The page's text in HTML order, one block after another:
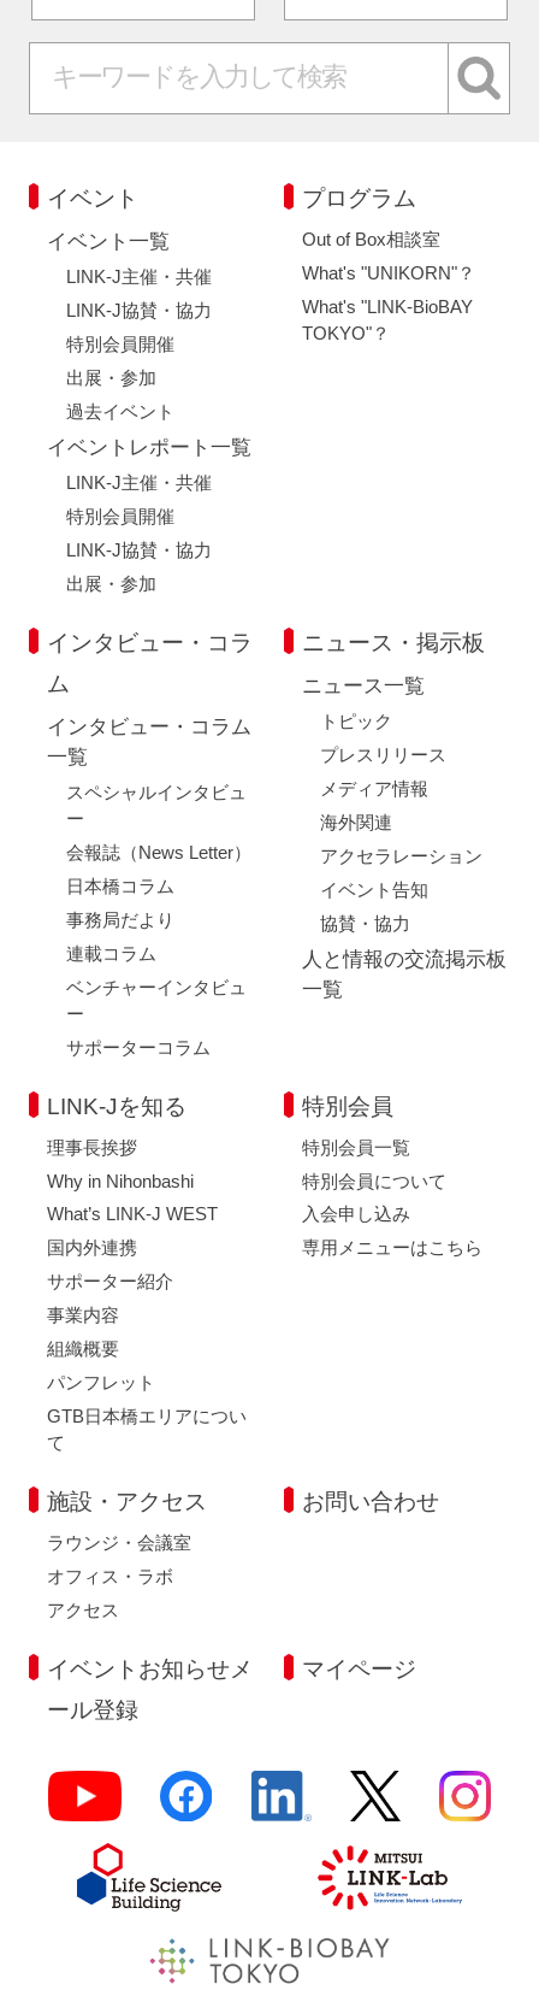
イベント
イベント一覧
LINK-J主催・共催
LINK-J協賛・協力
特別会員開催
出展・参加
過去イベント
イベントレポート一覧
LINK-J主催・共催
特別会員開催
LINK-J協賛・協力
出展・参加
プログラム
Out of Box相談室
What's "UNIKORN"？
What's "LINK-BioBAY
TOKYO"？
インタビュー・コラ
ム
インタビュー・コラム
一覧
スペシャルインタビュ
ー
会報誌（News Letter）
日本橋コラム
事務局だより
連載コラム
ベンチャーインタビュ
ー
サポーターコラム
ニュース・掲示板
ニュース一覧
トピック
プレスリリース
メディア情報
海外関連
アクセラレーション
イベント告知
協賛・協力
人と情報の交流掲示板
一覧
LINK-Jを知る
理事長挨拶
Why in Nihonbashi
What’s LINK-J WEST
国内外連携
サポーター紹介
事業内容
組織概要
パンフレット
GTB日本橋エリアについ
て
特別会員
特別会員一覧
特別会員について
入会申し込み
専用メニューはこちら
施設・アクセス
ラウンジ・会議室
オフィス・ラボ
アクセス
お問い合わせ
イベントお知らせメ
ール登録
マイページ